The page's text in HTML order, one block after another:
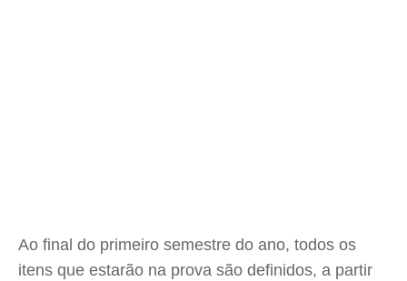
Ao final do primeiro semestre do ano, todos os
itens que estarão na prova são definidos, a partir